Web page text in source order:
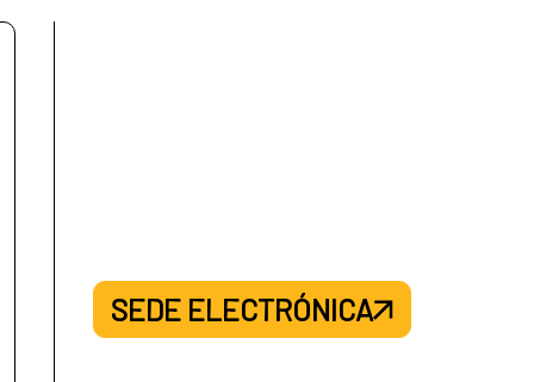
SEDE ELECTRÓNICA